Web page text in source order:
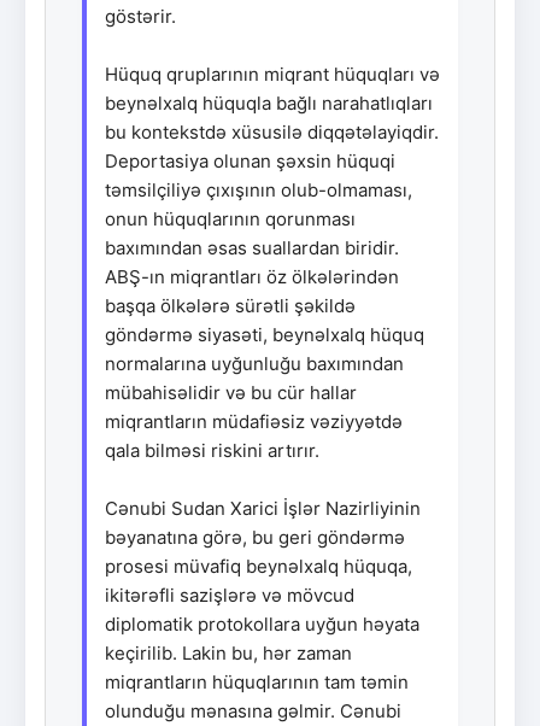
göstərir.
Hüquq qruplarının miqrant hüquqları və
beynəlxalq hüquqla bağlı narahatlıqları
bu kontekstdə xüsusilə diqqətəlayiqdir.
Deportasiya olunan şəxsin hüquqi
təmsilçiliyə çıxışının olub-olmaması,
onun hüquqlarının qorunması
baxımından əsas suallardan biridir.
ABŞ-ın miqrantları öz ölkələrindən
başqa ölkələrə sürətli şəkildə
göndərmə siyasəti, beynəlxalq hüquq
normalarına uyğunluğu baxımından
mübahisəlidir və bu cür hallar
miqrantların müdafiəsiz vəziyyətdə
qala bilməsi riskini artırır.
Cənubi Sudan Xarici İşlər Nazirliyinin
bəyanatına görə, bu geri göndərmə
prosesi müvafiq beynəlxalq hüquqa,
ikitərəfli sazişlərə və mövcud
diplomatik protokollara uyğun həyata
keçirilib. Lakin bu, hər zaman
miqrantların hüquqlarının tam təmin
olunduğu mənasına gəlmir. Cənubi